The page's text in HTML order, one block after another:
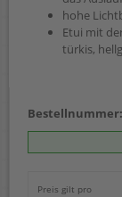
hohe
Etui mit
türkis,
Bestellnummer:
Preis gilt pro